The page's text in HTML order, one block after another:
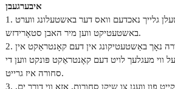
איבערגעבן
1. מיר וועלן צושטעלן גלייך נאכדעם וואס דער באשטעלונג ווערט
באשטעטיקט ווען מיר האבן סטאָרידזש.
2. מיר וועלן צוגרייטן די סחורה נאָך באַשטעטיקונג אין דעם קאָנטראַקט אין
ווי מעגלעך לויט דעם קאָנטראַקט פּונקט ווען די
סחורה איז גרייט.
3. מיר האָבן אַ פאַרשיידנקייט פון וועגן צו שיקן סחורות, אַזאַ ווי דורך ים,